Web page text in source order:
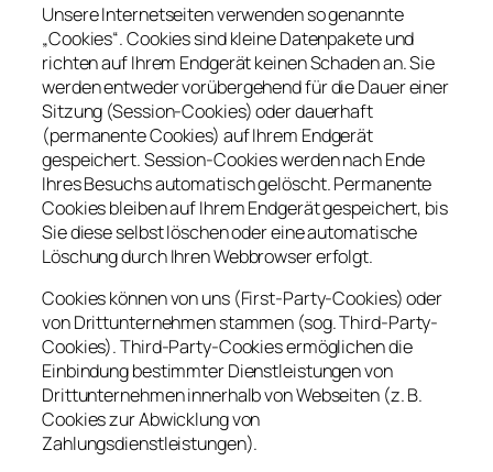
Unsere Internetseiten verwenden so genannte
„Cookies“. Cookies sind kleine Datenpakete und
richten auf Ihrem Endgerät keinen Schaden an. Sie
werden entweder vorübergehend für die Dauer einer
Sitzung (Session-Cookies) oder dauerhaft
(permanente Cookies) auf Ihrem Endgerät
gespeichert. Session-Cookies werden nach Ende
Ihres Besuchs automatisch gelöscht. Permanente
Cookies bleiben auf Ihrem Endgerät gespeichert, bis
Sie diese selbst löschen oder eine automatische
Löschung durch Ihren Webbrowser erfolgt.
Cookies können von uns (First-Party-Cookies) oder
von Drittunternehmen stammen (sog. Third-Party-
Cookies). Third-Party-Cookies ermöglichen die
Einbindung bestimmter Dienstleistungen von
Drittunternehmen innerhalb von Webseiten (z. B.
Cookies zur Abwicklung von
Zahlungsdienstleistungen).